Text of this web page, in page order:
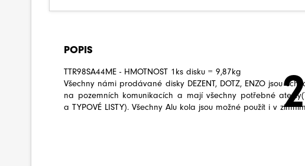
POPIS
TTR98SA44ME - HMOTNOST 1ks disku = 9,87kg
Všechny námi prodávané disky DEZENT, DOTZ, ENZO jsou
na pozemních komunikacích a mají všechny potřebné
a TYPOVÉ LISTY). Všechny Alu kola jsou možné použít i v